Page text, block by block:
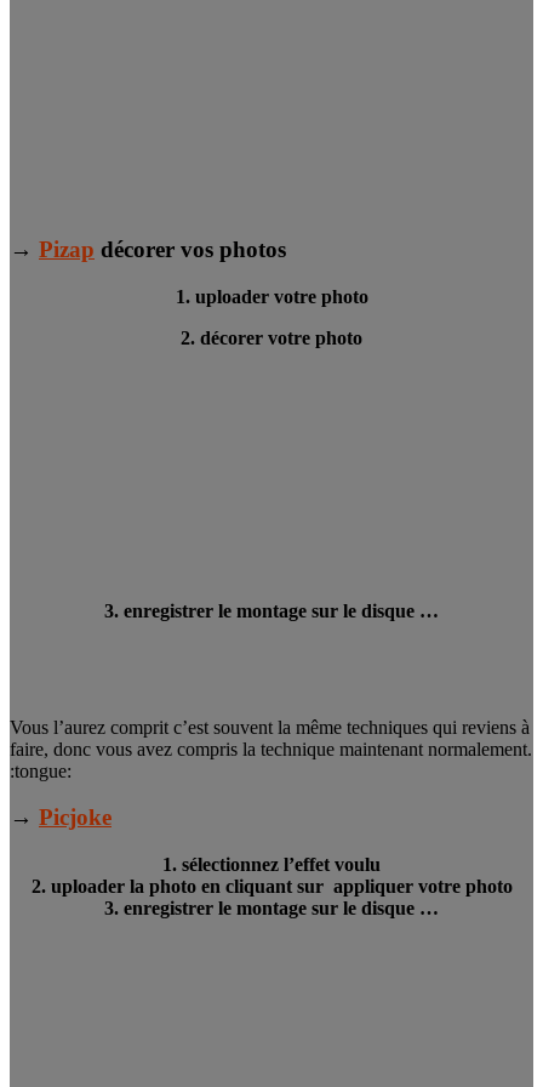
→ Pizap décorer vos photos
1. uploader votre photo
2. décorer votre photo
3. enregistrer le montage sur le disque …
Vous l’aurez comprit c’est souvent la même techniques qui reviens à
faire, donc vous avez compris la technique maintenant normalement.
:tongue:
→ Picjoke
1. sélectionnez l’effet voulu
2. uploader la photo en cliquant sur appliquer votre photo
3. enregistrer le montage sur le disque …